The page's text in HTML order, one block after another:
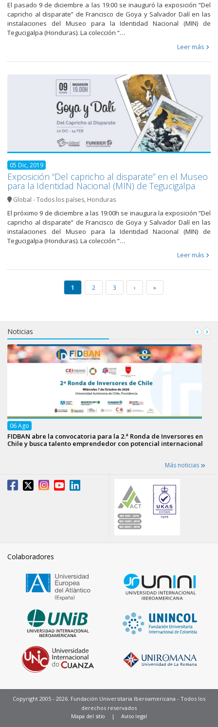
El pasado 9 de diciembre a las 19:00 se inauguró la exposición “Del
capricho al disparate” de Francisco de Goya y Salvador Dalí en las
instalaciones del Museo para la Identidad Nacional (MIN) de
Tegucigalpa (Honduras). La colección “…
Leer más
05 Dic, 2019
Exposición “Del capricho al disparate” en el Museo
para la Identidad Nacional (MIN) de Tegucigalpa
Global - Todos los países, Honduras
El próximo 9 de diciembre a las 19:00h se inaugura la exposición “Del
capricho al disparate” de Francisco de Goya y Salvador Dalí en las
instalaciones del Museo para la Identidad Nacional (MIN) de
Tegucigalpa (Honduras). La colección “…
Leer más
1 2 3 › »
Noticias
06Ago
FIDBAN abre la convocatoria para la 2.ª Ronda de Inversores en
Chile y busca talento emprendedor con potencial internacional
Más noticias
Colaboradores
Copyright 2005 - 2026. Fundación Universitaria Iberoamericana - Todos los
derechos reservados
Mapa del sitio Aviso legal